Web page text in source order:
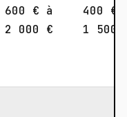
600 € à
2 000 €
400 €
1 500